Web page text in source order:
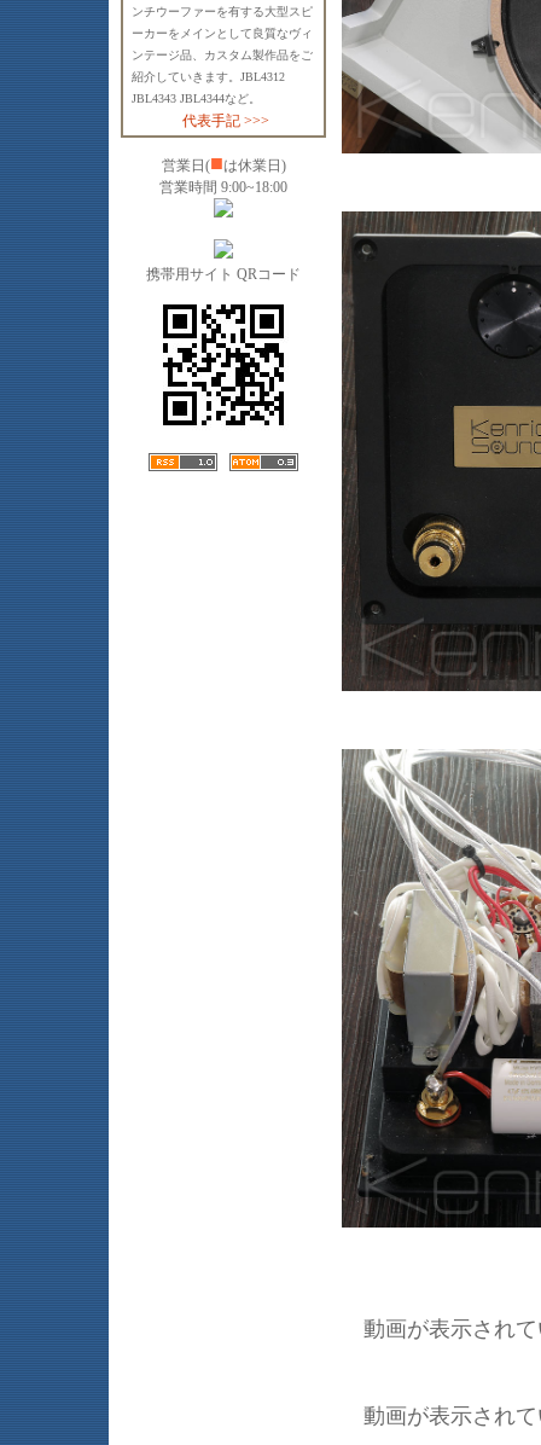
ンチウーファーを有する大型スピ
ーカーをメインとして良質なヴィ
ンテージ品、カスタム製作品をご
紹介していきます。JBL4312
JBL4343 JBL4344など。
代表手記 >>>
営業日(■は休業日)
営業時間 9:00~18:00
携帯用サイト QRコード
動画が表示され
動画が表示され